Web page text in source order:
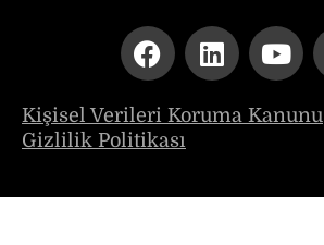
Kişisel Verileri Koruma Kanunu
Gizlilik Politikası